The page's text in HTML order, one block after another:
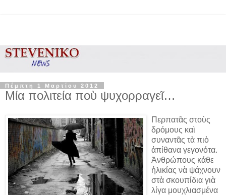
Πέμπτη 1 Μαρτίου 2012
Μία πολιτεία ποὺ ψυχορραγεῖ…
Περπατᾶς στοὺς
δρόμους καὶ
συναντᾶς τὰ πιὸ
ἀπίθανα γεγονότα.
Ἀνθρώπους κάθε
ἡλικίας νὰ ψάχνουν
στὰ σκουπίδια γιὰ
λίγα μουχλιασμένα